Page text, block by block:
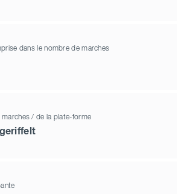
dans le nombre de marches
marches / de la plate-forme